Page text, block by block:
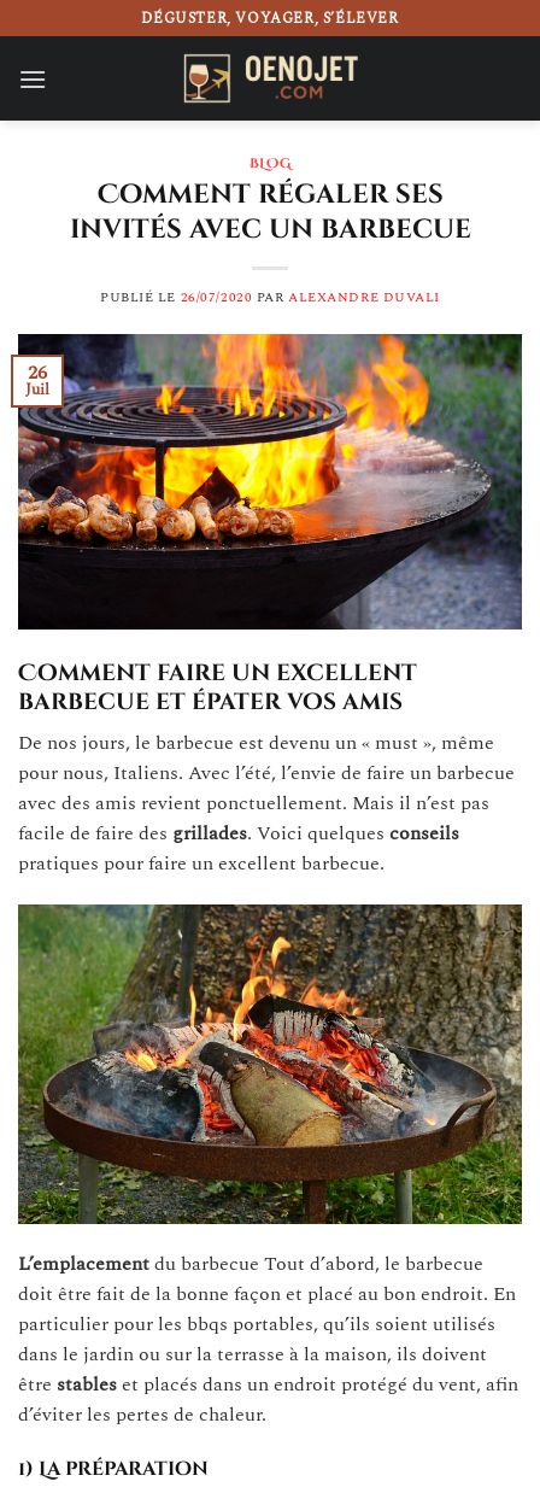
au
contenu
DÉGUSTER, VOYAGER, S’ÉLEVER
BLOG
Comment régaler ses
invités avec un barbecue
PUBLIÉ LE 26/07/2020 PARALEXANDRE DUVALI
26
Juil
Comment faire un excellent
barbecue et épater vos amis
De nos jours, le barbecue est devenu un « must », même
pour nous, Italiens. Avec l’été, l’envie de faire un barbecue
avec des amis revient ponctuellement. Mais il n’est pas
facile de faire des grillades. Voici quelques conseils
pratiques pour faire un excellent barbecue.
L’emplacementdu barbecue Tout d’abord, le barbecue
doit être fait de la bonne façon et placé au bon endroit. En
particulier pour les bbqs portables, qu’ils soient utilisés
dans le jardin ou sur la terrasse à la maison, ils doivent
être stableset placés dans un endroit protégé du vent, afin
d’éviter les pertes de chaleur.
1) La préparation